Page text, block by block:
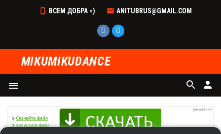
ВСЕМ ДОБРА =) ANITUBRUS@GMAIL.COM
MIKUMIKUDANCE
menu person
search